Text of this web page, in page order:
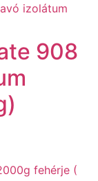
908